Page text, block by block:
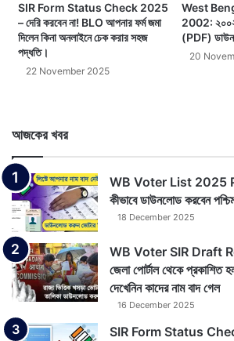
SIR Form Status Check 2025
– দেরি করবেন না! BLO আপনার ফর্ম জমা
দিলেন কিনা অনলাইনে চেক করার সহজ
পদ্ধতি।
22 November 2025
West
2002: ২০০২
(PDF)
20
আজকের খবর
WB Voter List 2025
কীভাবে ডাউনলোড করবেন
18 December 2025
WB Voter SIR Draft
জেলা পোর্টাল থেকে প্রকাশিত
দেখেনিন কাদের নাম বাদ গেল
16 December 2025
SIR Form Status